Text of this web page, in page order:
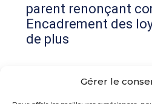
Gérer le
parent renonçant
Encadrement des
de plus
Commentaires
Aucun commentaire à